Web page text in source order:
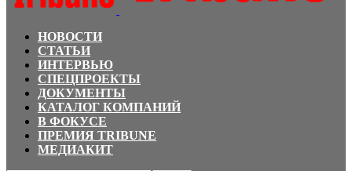
НОВОСТИ
СТАТЬИ
ИНТЕРВЬЮ
СПЕЦПРОЕКТЫ
ДОКУМЕНТЫ
КАТАЛОГ КОМПАНИЙ
В ФОКУСЕ
ПРЕМИЯ TRIBUNE
МЕДИАКИТ